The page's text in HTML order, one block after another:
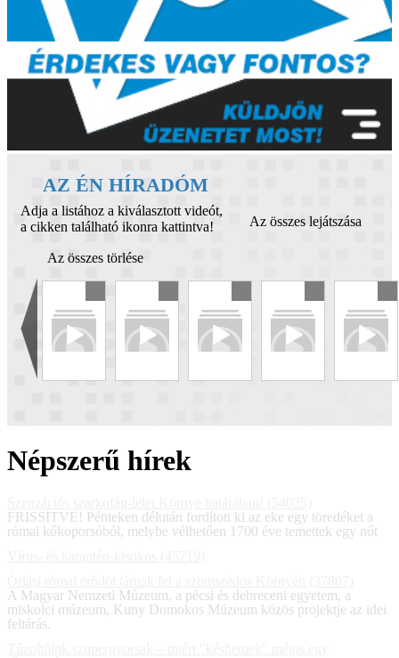
AZ ÉN HÍRADÓM
Adja a listához a kiválasztott videót,
a cikken található ikonra kattintva!
Az összes lejátszása
Az összes törlése
Népszerű hírek
FRISSÍTVE! Pénteken délután fordított ki az eke egy töredéket a
római kőkoporsóból, melybe vélhetően 1700 éve temettek egy nőt
A Magyar Nemzeti Múzeum, a pécsi és debreceni egyetem, a
miskolci múzeum, Kuny Domokos Múzeum közös projektje az idei
feltárás.